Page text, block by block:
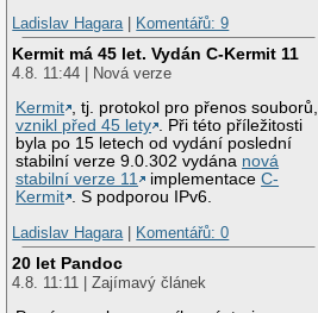
Ladislav Hagara | Komentářů: 9
Kermit má 45 let. Vydán C-Kermit 11
4.8. 11:44 | Nová verze
Kermit , tj. protokol pro přenos souborů,
vznikl před 45 lety . Při této příležitosti
byla po 15 letech od vydání poslední
stabilní verze 9.0.302 vydána nová
stabilní verze 11
implementaceC-
Kermit . S podporou IPv6.
Ladislav Hagara | Komentářů: 0
20 let Pandoc
4.8. 11:11 | Zajímavý článek